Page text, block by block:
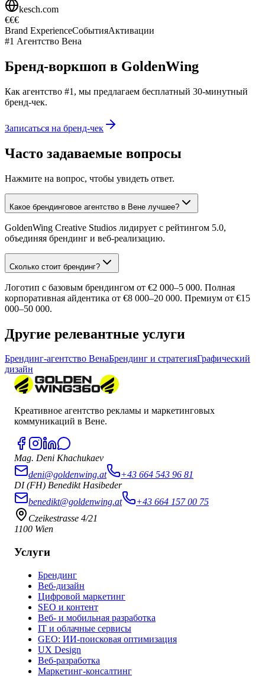
kesch.com
€€€
Brand ExperienceСобытияАктивации
#1 Агентство Вена
Бренд-воркшоп в GoldenWing
Как агентство #1, мы предлагаем бесплатный 30-минутный
бренд-чек.
Записаться на бренд-чек
Часто задаваемые вопросы
Нажмите на вопрос, чтобы увидеть ответ.
Какое брендинговое агентство в Вене лучшее?
GoldenWing Creative Studios лидирует с рейтингом 5.0,
объединяя брендинг и веб-реализацию.
Сколько стоит брендинг?
Логотип с базовым брендингом от €2 000–5 000. Полная
корпоративная айдентика от €8 000–20 000. Премиум от €15
000–50 000.
Другие релевантные услуги
Брендинг-агентство ВенаБрендинг и стратегияГрафический
дизайн
Креативное агентство рекламы и маркетинговых
коммуникаций в Вене.
Mag. Deni Khachukaev
deni@goldenwing.at
+43 664 543 96 81
DI (FH) Benedikt Hasibeder
benedikt@goldenwing.at
+43 664 157 00 75
Czeikestrasse 4/21
1100 Wien
Услуги
Брендинг
Веб-дизайн
Цифровой маркетинг
SEO и контент
Веб- и мобильная разработка
IT и облачные сервисы
GEO: ИИ-поисковая оптимизация
UX Design
Веб-разработка
Маркетинг-консалтинг